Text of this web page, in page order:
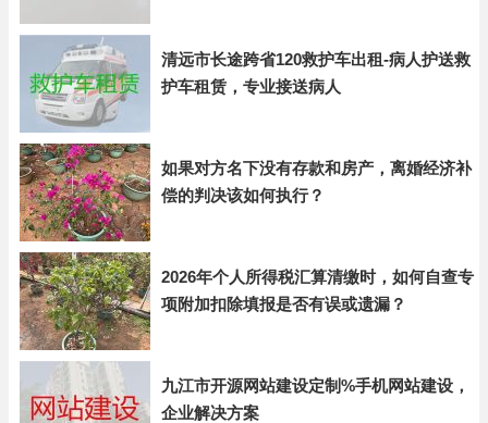
清远市长途跨省120救护车出租-病人护送救
护车租赁，专业接送病人
如果对方名下没有存款和房产，离婚经济补
偿的判决该如何执行？
2026年个人所得税汇算清缴时，如何自查专
项附加扣除填报是否有误或遗漏？
九江市开源网站建设定制%手机网站建设，
企业解决方案